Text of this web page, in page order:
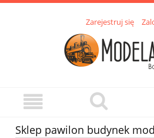
Zarejestruj się
Sklep pawilon budynek